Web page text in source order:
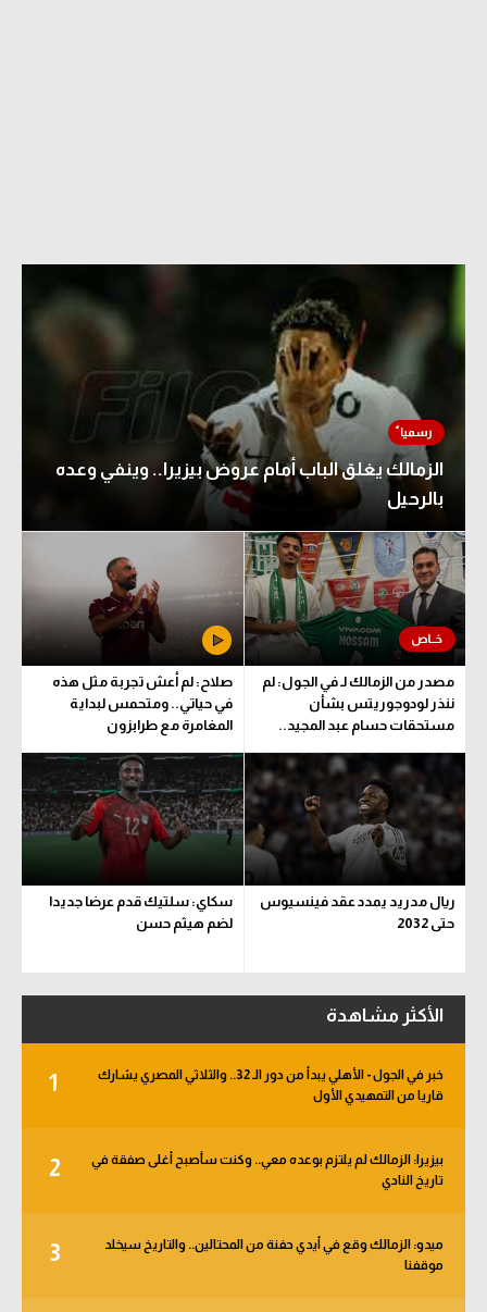
الزمالك يغلق الباب أمام عروض بيزيرا.. وينفي وعده
بالرحيل
مصدر من الزمالك لـ في الجول: لم
ننذر لودوجوريتس بشأن
مستحقات حسام عبد المجيد..
صلاح: لم أعش تجربة مثل هذه
في حياتي.. ومتحمس لبداية
المغامرة مع طرابزون
ريال مدريد يمدد عقد فينسيوس
حتى 2032
سكاي: سلتيك قدم عرضا جديدا
لضم هيثم حسن
الأكثر مشاهدة
1
خبر في الجول - الأهلي يبدأ من دور الـ 32.. والثلاثي المصري يشارك
قاريا من التمهيدي الأول
2
بيزيرا: الزمالك لم يلتزم بوعده معي.. وكنت سأصبح أغلى صفقة في
تاريخ النادي
3
ميدو: الزمالك وقع في أيدي حفنة من المحتالين.. والتاريخ سيخلد
موقفنا